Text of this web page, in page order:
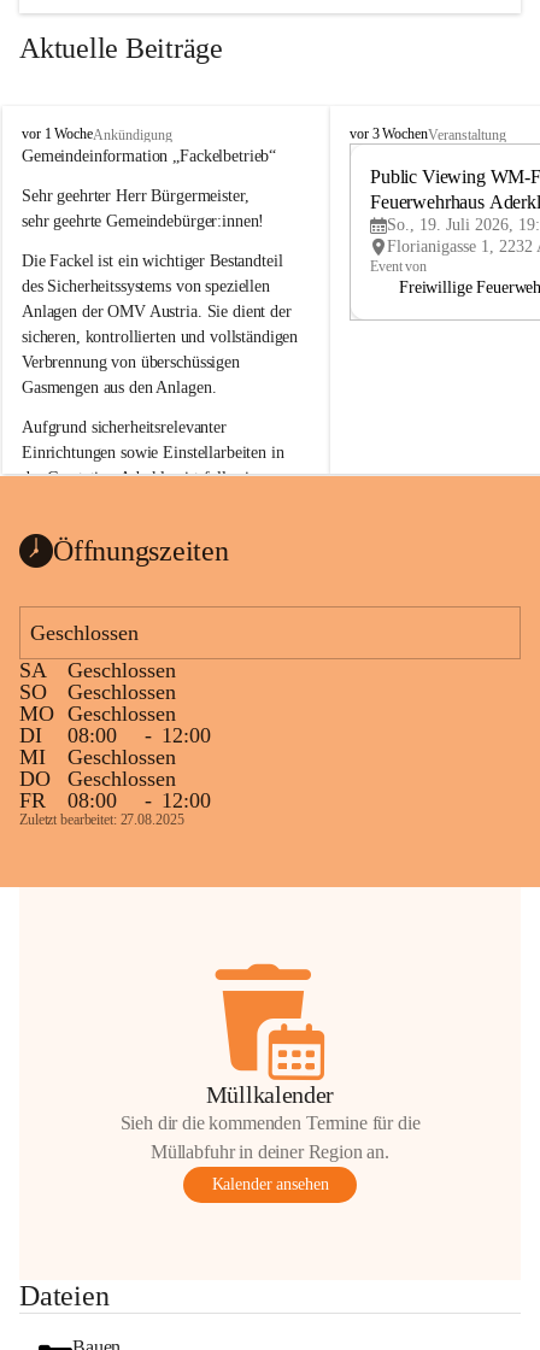
Aktuelle Beiträge
A
d
r
k
a
a
vor 1 WocheAnkündigung
Gemeindeinformation „Fackelbetrieb“
Sehr geehrter Herr Bürgermeister,
sehr geehrte Gemeindebürger:innen!
Die Fackel ist ein wichtiger Bestandteil
des Sicherheitssystems von speziellen
Anlagen der OMV Austria. Sie dient der
sicheren, kontrollierten und vollständigen
Verbrennung von überschüssigen
Gasmengen aus den Anlagen.
Aufgrund sicherheitsrelevanter
Einrichtungen sowie Einstellarbeiten in
der Gasstation Aderklaa ist fallweise
kommenden Tagen und Wochen wird
sein.
Die OMV Austria ist bemüht, für die
Bevölkerung ungewohnte, jedoch
technisch notwendige Betriebszustände so
kurz wie möglich zu halten.
Wir bitten daher die umliegende
Bevölkerung um Verständnis.
anrainer-service@omv.com
Bei Fragen, Anliegen oder Beschwerden.
Die OMV wird im Zuge von
A
vor 3 WochenVeranstaltung
Public Viewing WM-
Feuerwehrhaus
So., 19. Juli 2026,
Event von
Freiwillige
Öffnungszeiten
Geschlossen
SA
Geschlossen
SO
Geschlossen
MO Geschlossen
DI
08:00 - 12:00
MI
Geschlossen
DO
Geschlossen
FR
08:00 - 12:00
Zuletzt bearbeitet: 27.08.2025
Müllkalender
Sieh dir die kommenden Termine für die
Müllabfuhr in deiner Region an.
Kalender ansehen
Dateien